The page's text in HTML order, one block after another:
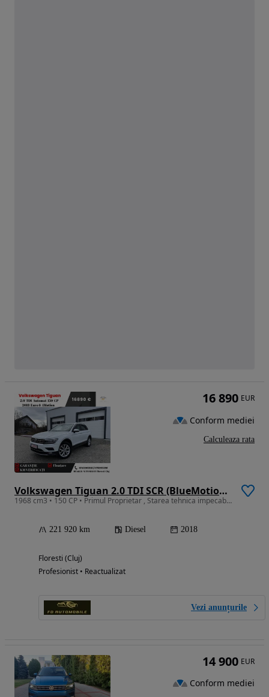
Volkswagen Tiguan 2.0 TDI SCR (BlueMotion Technology) DSG Highline
1968 cm3 • 150 CP • Primul Proprietar , Starea tehnica impecabila , RAR Efectuat.
221 920 km Diesel 2018
Floresti (Cluj)
Profesionist • Reactualizat
Vezi anunțurile
16 890 EUR
Conform mediei
Calculeaza rata
14 900 EUR
Conform mediei